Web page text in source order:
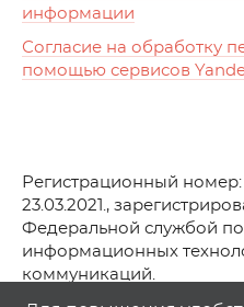
информации
Согласие на обработку
помощью сервисов
Регистрационный
23.03.2021.,
Федеральной службой
информационных
коммуникаций.